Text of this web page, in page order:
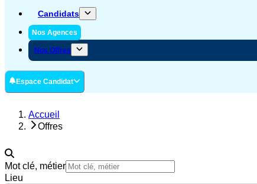
Candidats
Nos Agences
Nos Offres
Espace Candidat
Accueil
Offres
Mot clé, métier
Lieu